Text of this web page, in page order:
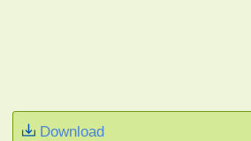
Download